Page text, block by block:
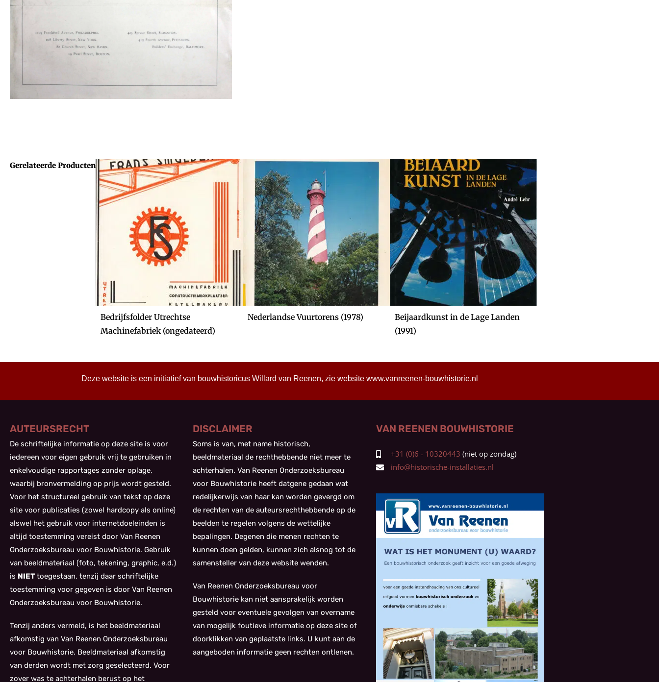
Gerelateerde Producten
Bedrijfsfolder Utrechtse
Machinefabriek (ongedateerd)
Nederlandse Vuurtorens (1978)
Beijaardkunst in de Lage Landen
(1991)
Deze website is een initiatief van bouwhistoricus Willard van Reenen, zie website www.vanreenen-bouwhistorie.nl
AUTEURSRECHT
De schriftelijke informatie op deze site is voor
iedereen voor eigen gebruik vrij te gebruiken in
enkelvoudige rapportages zonder oplage,
waarbij bronvermelding op prijs wordt gesteld.
Voor het structureel gebruik van tekst op deze
site voor publicaties (zowel hardcopy als online)
alswel het gebruik voor internetdoeleinden is
altijd toestemming vereist door Van Reenen
Onderzoeksbureau voor Bouwhistorie. Gebruik
van beeldmateriaal (foto, tekening, graphic, e.d.)
is NIETtoegestaan, tenzij daar schriftelijke
toestemming voor gegeven is door Van Reenen
Onderzoeksbureau voor Bouwhistorie.
Tenzij anders vermeld, is het beeldmateriaal
afkomstig van Van Reenen Onderzoeksbureau
voor Bouwhistorie. Beeldmateriaal afkomstig
van derden wordt met zorg geselecteerd. Voor
zover was te achterhalen berust op het
DISCLAIMER
Soms is van, met name historisch,
beeldmateriaal de rechthebbende niet meer te
achterhalen. Van Reenen Onderzoeksbureau
voor Bouwhistorie heeft datgene gedaan wat
redelijkerwijs van haar kan worden gevergd om
de rechten van de auteursrechthebbende op de
beelden te regelen volgens de wettelijke
bepalingen. Degenen die menen rechten te
kunnen doen gelden, kunnen zich alsnog tot de
samensteller van deze website wenden.
Van Reenen Onderzoeksbureau voor
Bouwhistorie kan niet aansprakelijk worden
gesteld voor eventuele gevolgen van overname
van mogelijk foutieve informatie op deze site of
doorklikken van geplaatste links. U kunt aan de
aangeboden informatie geen rechten ontlenen.
VAN REENEN BOUWHISTORIE
+31 (0)6 - 10320443
info@historische-installaties.nl